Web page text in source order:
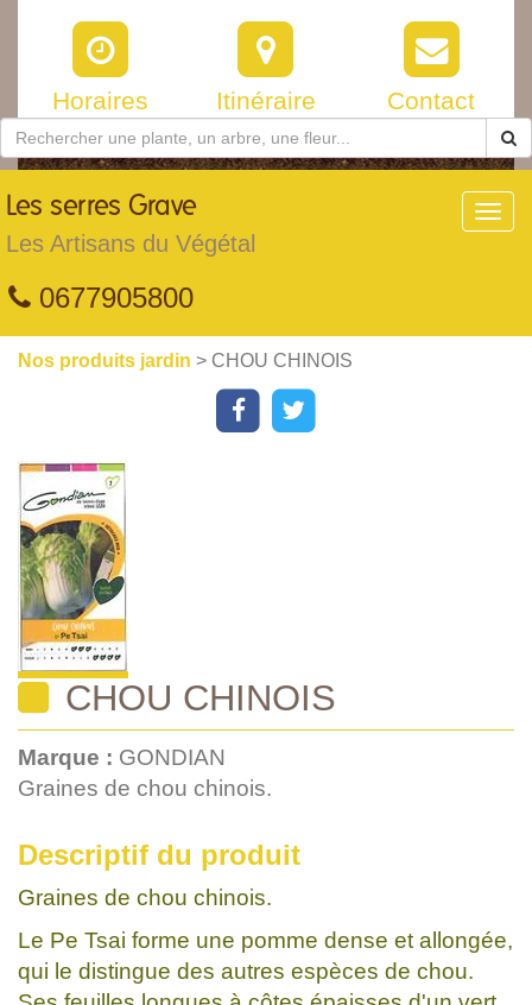
Horaires Itinéraire Contact
Les serres Grave
Les Artisans du Végétal
0677905800
Nos produits jardin > CHOU CHINOIS
CHOU CHINOIS
Marque : GONDIAN
Graines de chou chinois.
Descriptif du produit
Graines de chou chinois.
Le Pe Tsai forme une pomme dense et allongée,
qui le distingue des autres espèces de chou.